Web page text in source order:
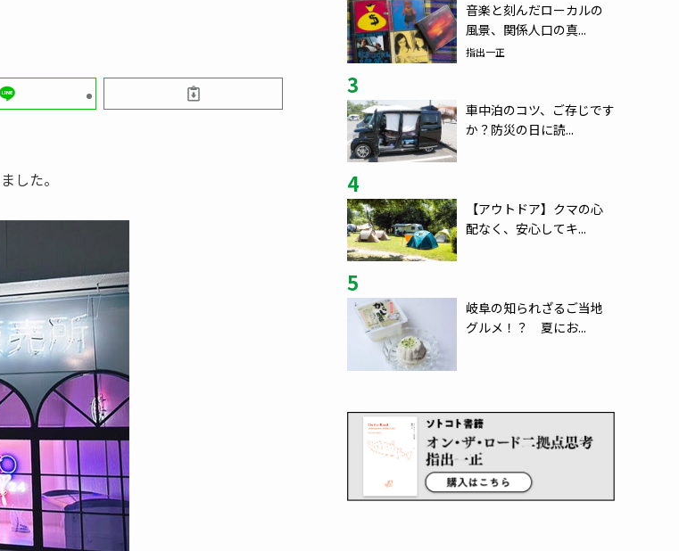
した。
音楽と刻んだローカルの
風景、関係人口の真...
指出一正
3
車中泊のコツ、ご存じです
か？防災の日に読...
4
【アウトドア】クマの心
配なく、安心してキ...
5
岐阜の知られざるご当地
グルメ！？ 夏にお...